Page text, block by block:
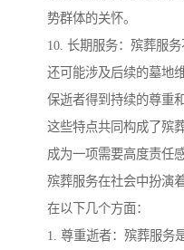
势群体的关怀。
10. 长期服务：殡葬服
还可能涉及后续的墓地
保逝者得到持续的尊重和
这些特点共同构成了殡
成为一项需要高度责任
殡葬服务在社会中扮演
在以下几个方面：
1. 尊重逝者：殡葬服务